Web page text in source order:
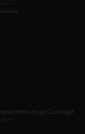
und ggf. Zuschläge